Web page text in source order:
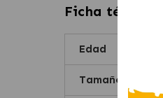
Ficha técnica
Edad
Tamaño